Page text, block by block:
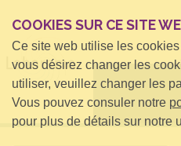
COOKIES SUR CE SITE
Ce site web utilise les
vous désirez changer les
utiliser, veuillez changer les
Vous pouvez consuler notre
pour plus de détails sur notre